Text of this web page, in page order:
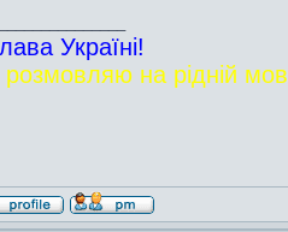
Україні!
на рідній